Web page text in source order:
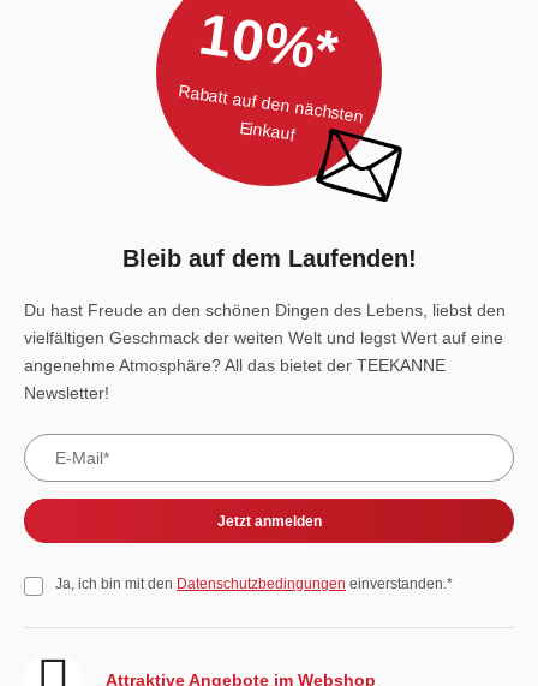
10%*
Rabatt auf den nächsten
Einkauf
Bleib auf dem Laufenden!
Du hast Freude an den schönen Dingen des Lebens, liebst den
vielfältigen Geschmack der weiten Welt und legst Wert auf eine
angenehme Atmosphäre? All das bietet der TEEKANNE
Newsletter!
Jetzt anmelden
Ja, ich bin mit den Datenschutzbedingungen einverstanden.*
Attraktive Angebote im Webshop